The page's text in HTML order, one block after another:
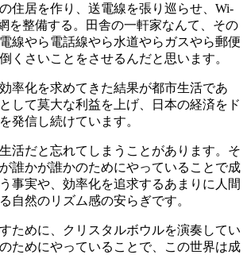
住居を作り、送電線を張り巡らせ、Wi-
を整備する。田舎の一軒家なんて、その
線やら電話線やら水道やらガスやら郵便
くさいことをさせるんだと思います。
率化を求めてきた結果が都市生活であ
して莫大な利益を上げ、日本の経済をド
発信し続けています。
活だと忘れてしまうことがあります。そ
誰かが誰かのためにやっていることで成
事実や、効率化を追求するあまりに人間
自然のリズム感の安らぎです。
ために、クリスタルボウルを演奏してい
ためにやっていることで、この世界は成